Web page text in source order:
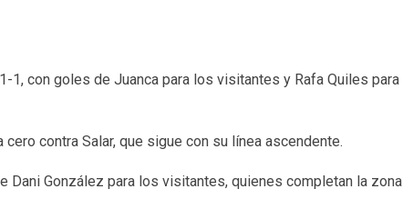
1, con goles de Juanca para los visitantes y Rafa Quiles para
contra Salar, que sigue con su línea ascendente.
Dani González para los visitantes, quienes completan la zona